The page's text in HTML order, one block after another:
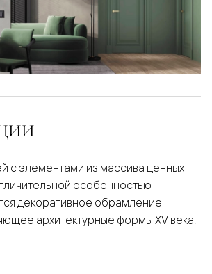
с элементами из массива ценных
особенностью
декоративное обрамление
архитектурные формы XV века.